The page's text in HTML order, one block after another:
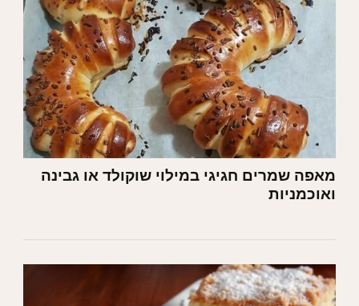
מאפה שמרים חגיגי במילוי שוקולד או גבינה
ואוכמניות